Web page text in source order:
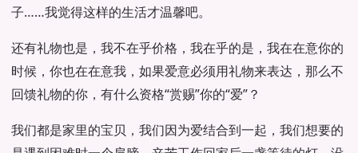
子……我觉得这样的生活才温馨吧。
还有礼物也是，我不在乎价格，我在乎的是，我在在意你的
时候，你也在在意我，如果爱意必须用礼物来表达，那么不
回馈礼物的你，有什么资格“赏赐”你的“爱”？
我们都是家里的宝贝，我们因为爱结合到一起，我们想要的